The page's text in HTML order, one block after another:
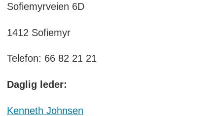
Sofiemyrveien 6D
1412 Sofiemyr
Telefon: 66 82 21 21
Daglig leder:
Kenneth Johnsen